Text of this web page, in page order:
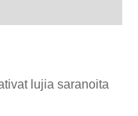
lujia saranoita